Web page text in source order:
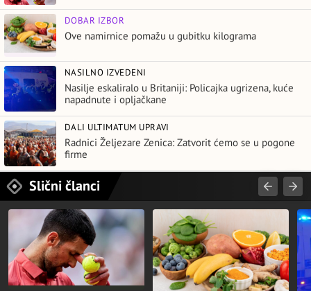
DOBAR IZBOR
Ove namirnice pomažu u gubitku kilograma
NASILNO IZVEDENI
Nasilje eskaliralo u Britaniji: Policajka ugrizena, kuće
napadnute i opljačkane
DALI ULTIMATUM UPRAVI
Radnici Željezare Zenica: Zatvorit ćemo se u pogone
firme
Slični članci